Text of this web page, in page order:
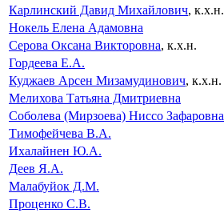
Карлинский Давид Михайлович, к.х.н.
Нокель Елена Адамовна
Серова Оксана Викторовна, к.х.н.
Гордеева Е.А.
Куджаев Арсен Мизамудинович, к.х.н.
Мелихова Татьяна Дмитриевна
Соболева (Мирзоева) Ниссо Зафаровна
Тимофейчева В.А.
Ихалайнен Ю.А.
Деев Я.А.
Малабуйок Д.М.
Проценко С.В.